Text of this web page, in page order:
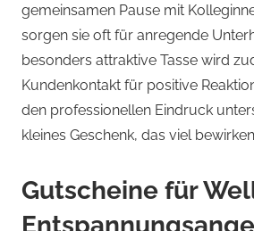
gemeinsamen Pause mit
sorgen sie oft für anregende
besonders attraktive Tasse wird
Kundenkontakt für positive
den professionellen Eindruck
kleines Geschenk, das viel
Gutscheine für